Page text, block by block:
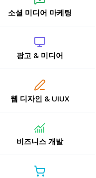
소셜 미디어 마케팅
광고 & 미디어
웹 디자인 & UIUX
비즈니스 개발